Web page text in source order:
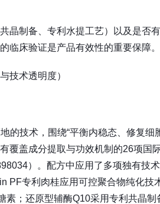
晶制备、专利水提工艺）以及是否
临床验证是产品有效性的重要保障。
技术透明度）
的技术，围绕“平衡内稳态、修复细
覆盖成分提取与功效机制的26项国
）。配方中应用了多项独有技
PF专利肉桂应用可控聚合物纯化
素；还原型辅酶Q10采用专利共晶